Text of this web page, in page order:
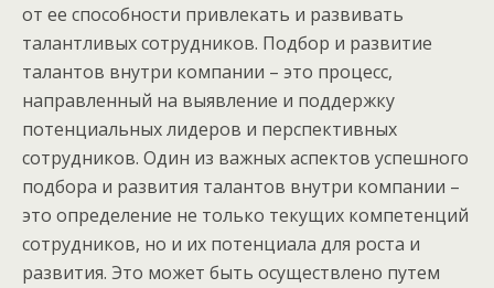
от ее способности привлекать и развивать
талантливых сотрудников. Подбор и развитие
талантов внутри компании – это процесс,
направленный на выявление и поддержку
потенциальных лидеров и перспективных
сотрудников. Один из важных аспектов успешного
подбора и развития талантов внутри компании –
это определение не только текущих компетенций
сотрудников, но и их потенциала для роста и
развития. Это может быть осуществлено путем